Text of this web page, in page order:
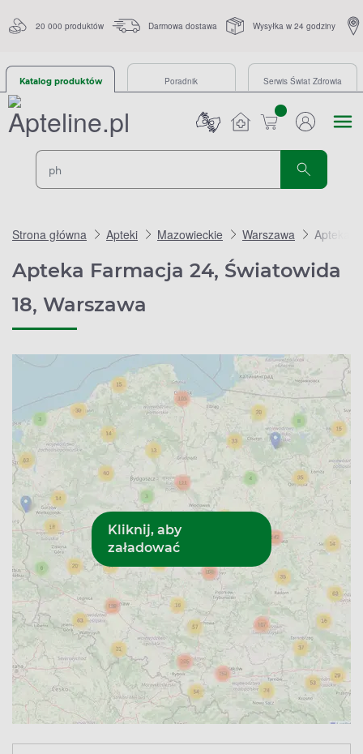
20 000 produktów Darmowa dostawa Wysyłka w 24 godziny
Katalog produktów Poradnik Serwis Świat Zdrowia
sztuk
Strona główna Apteki Mazowieckie Warszawa Apteka
Apteka Farmacja 24, Światowida
18, Warszawa